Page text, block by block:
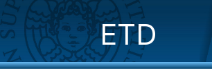
ETD